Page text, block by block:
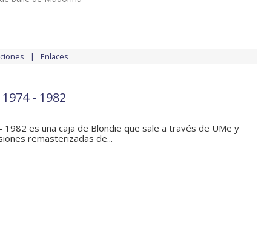
Enlaces
- 1982
es una caja de Blondie que sale a través de UMe y
remasterizadas de...